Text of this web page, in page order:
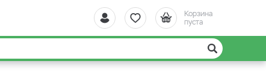
Корзина
пуста